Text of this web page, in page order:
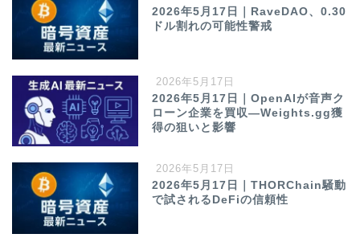
2026年5月17日｜RaveDAO、0.30
ドル割れの可能性警戒
2026年5月17日
2026年5月17日｜OpenAIが音声ク
ローン企業を買収—Weights.gg獲
得の狙いと影響
2026年5月17日
2026年5月17日｜THORChain騒動
で試されるDeFiの信頼性